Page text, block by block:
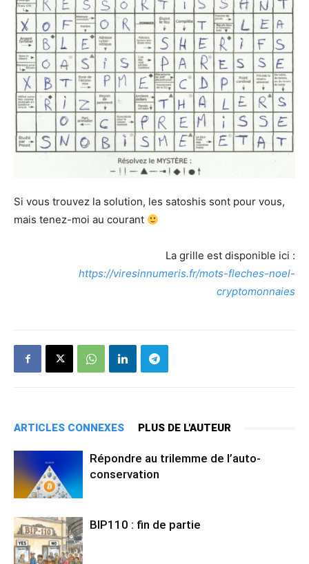
Si vous trouvez la solution, les satoshis sont pour vous,
mais tenez-moi au courant
La grille est disponible ici :
https://viresinnumeris.fr/mots-fleches-noel-
cryptomonnaies
ARTICLES CONNEXES PLUS DE L'AUTEUR
Répondre au trilemme de l’auto-
conservation
BIP110 : fin de partie